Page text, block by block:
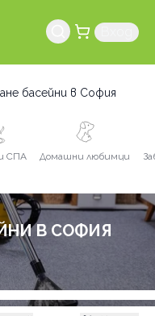
басейни в София
СПА Домашни любимци
В СОФИЯ